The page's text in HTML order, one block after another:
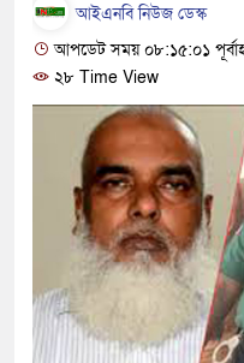
আইএনবি নিউজ ডেস্ক
আপডেট সময় ০৮:১৫:০১
২৮ Time View